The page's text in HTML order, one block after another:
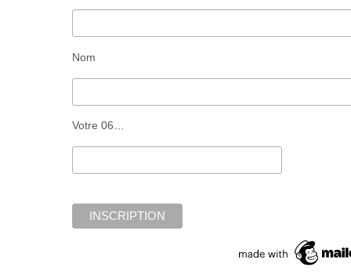
Nom
Votre 06…